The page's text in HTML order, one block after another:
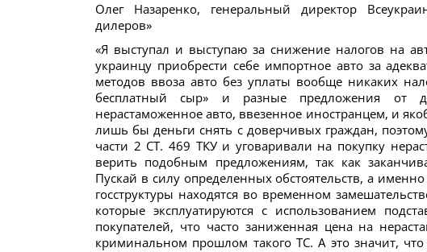
Олег Назаренко, генеральный директор
дилеров»
«Я выступал и выступаю за снижение налогов на
украинцу приобрести себе импортное авто за
методов ввоза авто без уплаты вообще никаких
бесплатный сыр» и разные предложения от
нерастаможенное авто, ввезенное иностранцем, и
лишь бы деньги снять с доверчивых граждан,
части 2 СТ. 469 ТКУ и уговаривали на покупку
верить подобным предложениям, так как
Пускай в силу определенных обстоятельств, а
госструктуры находятся во временном
которые эксплуатируются с использованием
покупателей, что часто заниженная цена на
криминальном прошлом такого ТС. А это значит,